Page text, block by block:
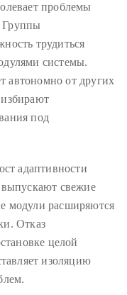
проблемы
трудиться
системы.
автономно от других
под
адаптивности
свежие
модули расширяются
Отказ
целой
изоляцию